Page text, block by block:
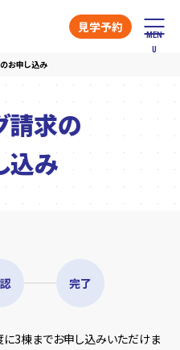
見学予約
お申し込み
請求の
込み
完了
3棟までお申し込みいただけま